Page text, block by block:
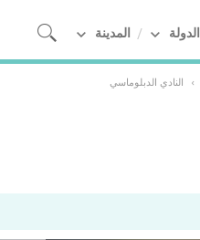
الدولة المدينة
› النادي الدبلوماسي